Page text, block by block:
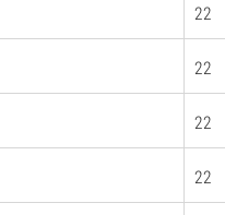
22
22
22
22